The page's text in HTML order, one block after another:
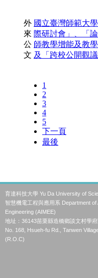
育達科技大學 Yu Da University of
智慧機電工程與應用系 Department
Engineering (AIMEE)
地址：36143苗栗縣造橋鄉談文村學
No. 168, Hsueh-fu Rd., Tanwen
(R.O.C)